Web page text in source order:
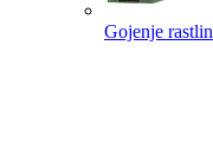
Gojenje rastlin